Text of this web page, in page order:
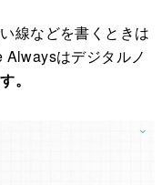
線などを書くときは
Alwaysはデジタルノ
。